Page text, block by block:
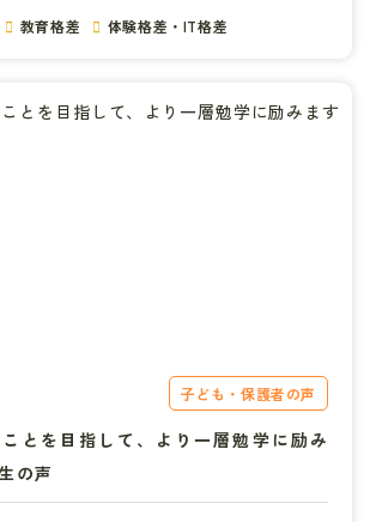
教育格差 体験格差・IT格差
子ども・保護者の声
とを目指して、より一層勉学に励み
の声